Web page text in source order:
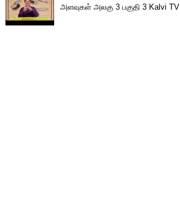
அளவுகள் அலகு 3 பகுதி 3 Kalvi TV